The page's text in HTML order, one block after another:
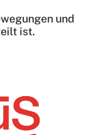
und
ist.